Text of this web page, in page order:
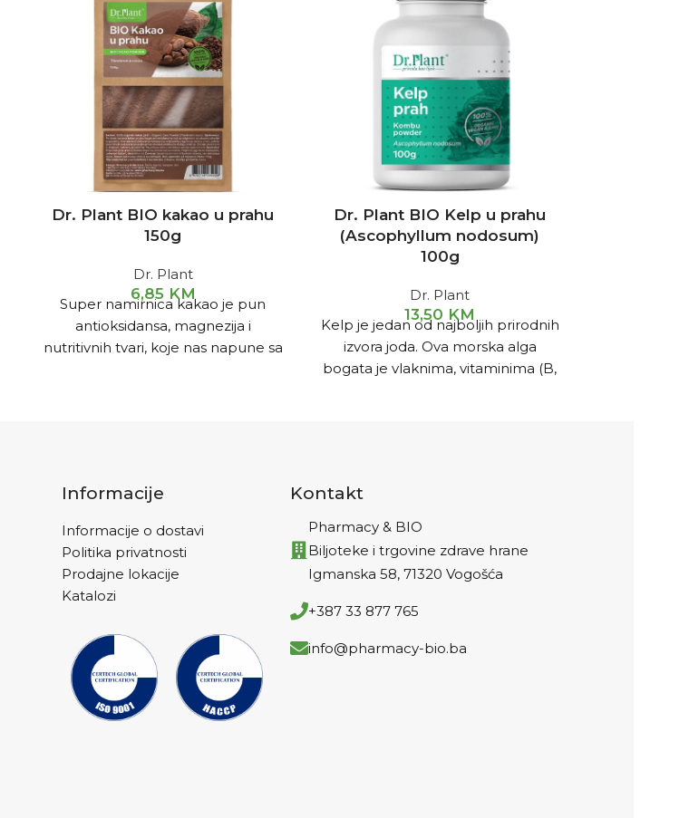
Dr. Plant BIO kakao u prahu
150g
Dr. Plant
6,85 KM
Super namirnica kakao je pun
antioksidansa, magnezija i
nutritivnih tvari, koje nas napune sa
Dr. Plant BIO Kelp u prahu
(Ascophyllum nodosum)
100g
Dr. Plant
13,50 KM
Kelp je jedan od najboljih prirodnih
izvora joda. Ova morska alga
bogata je vlaknima, vitaminima (B,
Informacije
Informacije o dostavi
Politika privatnosti
Prodajne lokacije
Katalozi
Kontakt
Pharmacy & BIO
Biljoteke i trgovine zdrave hrane
Igmanska 58, 71320 Vogošća
+387 33 877 765
info@pharmacy-bio.ba